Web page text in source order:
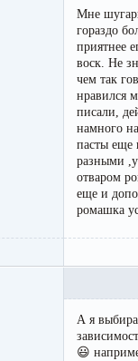
Мне
гораздо
приятнее
воск. Не
чем так
нравился
писали,
намного
пасты еще
разными
отваром
еще и
ромашка
А я
😃